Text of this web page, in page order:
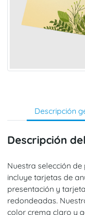
Descripción
Descripción
Nuestra selección
incluye tarjetas de
presentación y
redondeadas.
color crema claro y